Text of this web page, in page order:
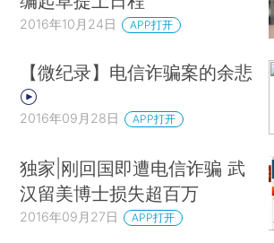
2016年10月24日 APP打开
【微纪录】电信诈骗案的余悲
2016年09月28日 APP打开
独家|刚回国即遭电信诈骗 武
汉留美博士损失超百万
2016年09月27日 APP打开